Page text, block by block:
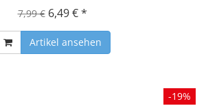
7,99 € 6,49 € *
Artikel ansehen
-19%